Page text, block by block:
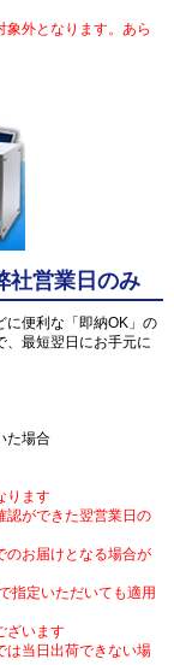
外となります。あら
社営業日のみ
に便利な「即納OK」の
、最短翌日にお手元に
た場合
ります
ができた翌営業日の
お届けとなる場合が
指定いただいても適用
ざいます
当日出荷できない場